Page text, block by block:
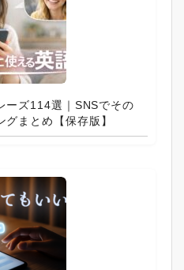
ーズ114選｜SNSでその
グまとめ【保存版】